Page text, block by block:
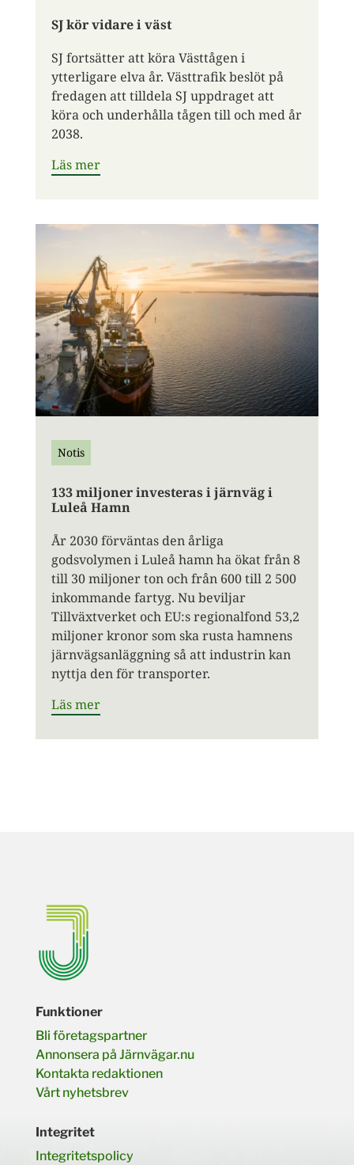
SJ kör vidare i väst
SJ fortsätter att köra Västtågen i
ytterligare elva år. Västtrafik beslöt på
fredagen att tilldela SJ uppdraget att
köra och underhålla tågen till och med år
2038.
Läs mer
Notis
133 miljoner investeras i järnväg i
Luleå Hamn
År 2030 förväntas den årliga
godsvolymen i Luleå hamn ha ökat från 8
till 30 miljoner ton och från 600 till 2 500
inkommande fartyg. Nu beviljar
Tillväxtverket och EU:s regionalfond 53,2
miljoner kronor som ska rusta hamnens
järnvägsanläggning så att industrin kan
nyttja den för transporter.
Läs mer
Funktioner
Bli företagspartner
Annonsera på Järnvägar.nu
Kontakta redaktionen
Vårt nyhetsbrev
Integritet
Integritetspolicy